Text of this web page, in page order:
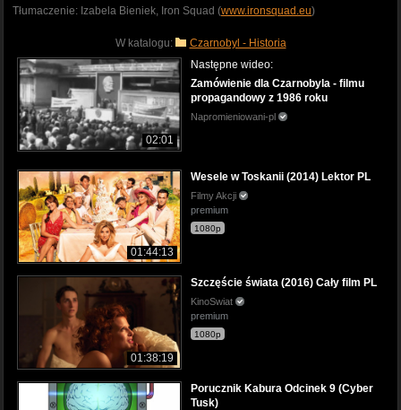
Tłumaczenie: Izabela Bieniek, Iron Squad (www.ironsquad.eu)
W katalogu: Czarnobyl - Historia
02:01
Następne wideo:
Zamówienie dla Czarnobyla - filmu
propagandowy z 1986 roku
Napromieniowani-pl
01:44:13
Wesele w Toskanii (2014) Lektor PL
Filmy Akcji
premium
1080p
01:38:19
Szczęście świata (2016) Cały film PL
KinoSwiat
premium
1080p
Porucznik Kabura Odcinek 9 (Cyber
Tusk)